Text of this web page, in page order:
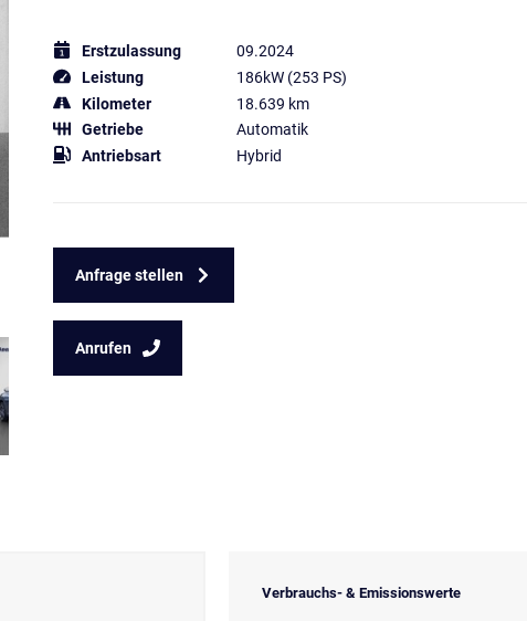
Erstzulassung
09.2024
Leistung
186kW (253 PS)
Kilometer
18.639 km
Getriebe
Automatik
Antriebsart
Hybrid
Anfrage stellen
Anrufen
Verbrauchs- & Emissionswerte